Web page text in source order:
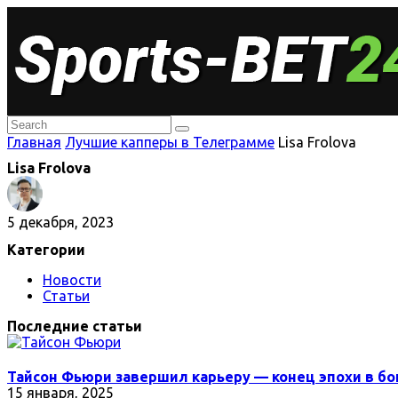
Главная Лучшие капперы в Телеграмме Lisa Frolova
Lisa Frolova
5 декабря, 2023
Категории
Новости
Статьи
Последние статьи
Тайсон Фьюри завершил карьеру — конец эпохи в
15 января, 2025